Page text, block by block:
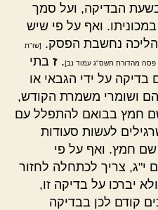
הבדיקה, ועל סמך
ואף על פי שיש
נחשבת הפסק.
[שו"ת
פסח מהדורת תשס"ג עמוד נב]. ז בתי
בדיקה על ידי הגבאי או
ושומרי משמרת הקודש,
חמץ בבואם להתפלל עם
לעשות סעודות
שם חמץ. ואף על פי
י"ג, צריך לכתחלה לחזור
יברכו על בדיקה זו,
קודם לכן בבדיקה